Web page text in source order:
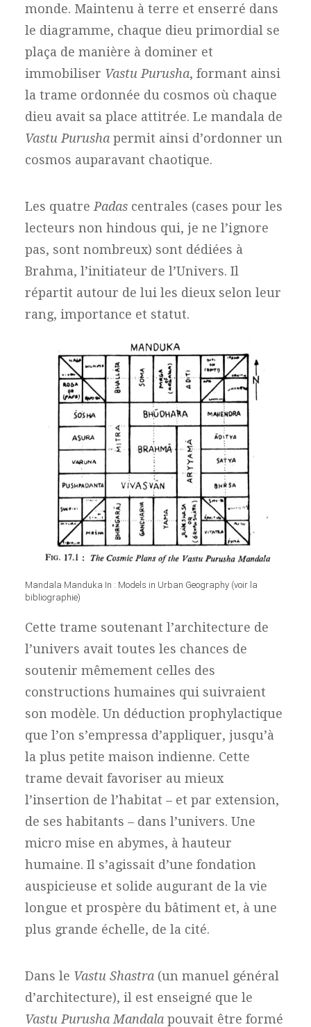
monde. Maintenu à terre et enserré dans
le diagramme, chaque dieu primordial se
plaça de manière à dominer et
immobiliser Vastu Purusha, formant ainsi
la trame ordonnée du cosmos où chaque
dieu avait sa place attitrée. Le mandala de
Vastu Purusha permit ainsi d’ordonner un
cosmos auparavant chaotique.
Les quatre Padas centrales (cases pour les
lecteurs non hindous qui, je ne l’ignore
pas, sont nombreux) sont dédiées à
Brahma, l’initiateur de l’Univers. Il
répartit autour de lui les dieux selon leur
rang, importance et statut.
Mandala Manduka In : Models in Urban Geography (voir la
bibliographie)
Cette trame soutenant l’architecture de
l’univers avait toutes les chances de
soutenir mêmement celles des
constructions humaines qui suivraient
son modèle. Un déduction prophylactique
que l’on s’empressa d’appliquer, jusqu’à
la plus petite maison indienne. Cette
trame devait favoriser au mieux
l’insertion de l’habitat – et par extension,
de ses habitants – dans l’univers. Une
micro mise en abymes, à hauteur
humaine. Il s’agissait d’une fondation
auspicieuse et solide augurant de la vie
longue et prospère du bâtiment et, à une
plus grande échelle, de la cité.
Dans le Vastu Shastra (un manuel général
d’architecture), il est enseigné que le
Vastu Purusha Mandala pouvait être formé